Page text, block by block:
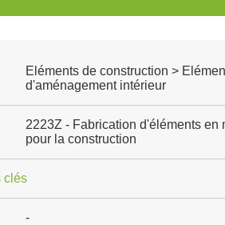
Eléments de construction >
d'aménagement intérieur
2223Z - Fabrication d'éléments en
pour la construction
clés
-